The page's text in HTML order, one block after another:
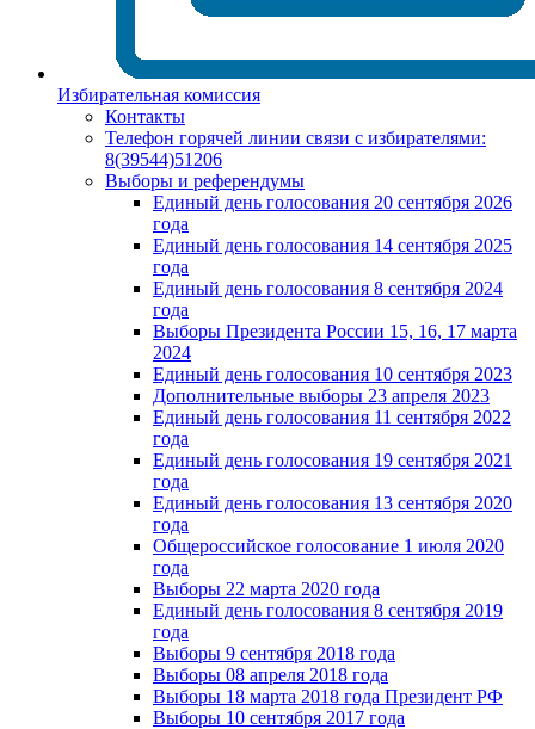
Избирательная комиссия
Контакты
Телефон горячей линии связи с избирателями:
8(39544)51206
Выборы и референдумы
Единый день голосования 20 сентября 2026
года
Единый день голосования 14 сентября 2025
года
Единый день голосования 8 сентября 2024
года
Выборы Президента России 15, 16, 17 марта
2024
Единый день голосования 10 сентября 2023
Дополнительные выборы 23 апреля 2023
Единый день голосования 11 сентября 2022
года
Единый день голосования 19 сентября 2021
года
Единый день голосования 13 сентября 2020
года
Общероссийское голосование 1 июля 2020
года
Выборы 22 марта 2020 года
Единый день голосования 8 сентября 2019
года
Выборы 9 сентября 2018 года
Выборы 08 апреля 2018 года
Выборы 18 марта 2018 года Президент РФ
Выборы 10 сентября 2017 года